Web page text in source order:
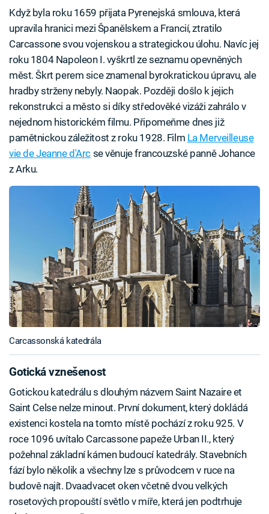
Když byla roku 1659 přijata Pyrenejská smlouva, která
upravila hranici mezi Španělskem a Francií, ztratilo
Carcassone svou vojenskou a strategickou úlohu. Navíc jej
roku 1804 Napoleon I. vyškrtl ze seznamu opevněných
měst. Škrt perem sice znamenal byrokratickou úpravu, ale
hradby strženy nebyly. Naopak. Později došlo k jejich
rekonstrukci a město si díky středověké vizáži zahrálo v
nejednom historickém filmu. Připomeňme dnes již
pamětnickou záležitost z roku 1928. Film La Merveilleuse
vie de Jeanne d'Arcse věnuje francouzské panně Johance
z Arku.
Carcassonská katedrála
Gotická vznešenost
Gotickou katedrálu s dlouhým názvem Saint Nazaire et
Saint Celse nelze minout. První dokument, který dokládá
existenci kostela na tomto místě pochází z roku 925. V
roce 1096 uvítalo Carcassone papeže Urban II., který
požehnal základní kámen budoucí katedrály. Stavebních
fází bylo několik a všechny lze s průvodcem v ruce na
budově najít. Dvaadvacet oken včetně dvou velkých
rosetových propouští světlo v míře, která jen podtrhuje